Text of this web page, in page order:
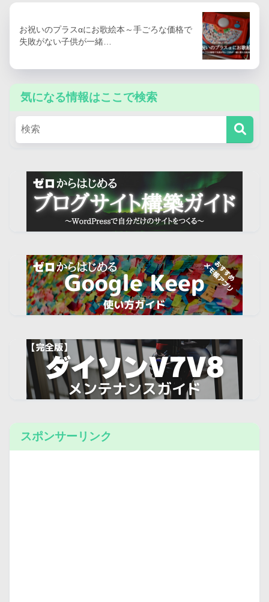
お祝いのプラスαにお歌絵本～手ごろな価格で
失敗がない子供が一緒…
気になる情報はここで検索
スポンサーリンク